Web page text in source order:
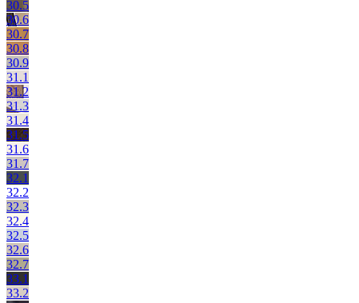
30.5
30.6
30.7
30.8
30.9
31.1
31.2
31.3
31.4
31.5
31.6
31.7
32.1
32.2
32.3
32.4
32.5
32.6
32.7
33.1
33.2